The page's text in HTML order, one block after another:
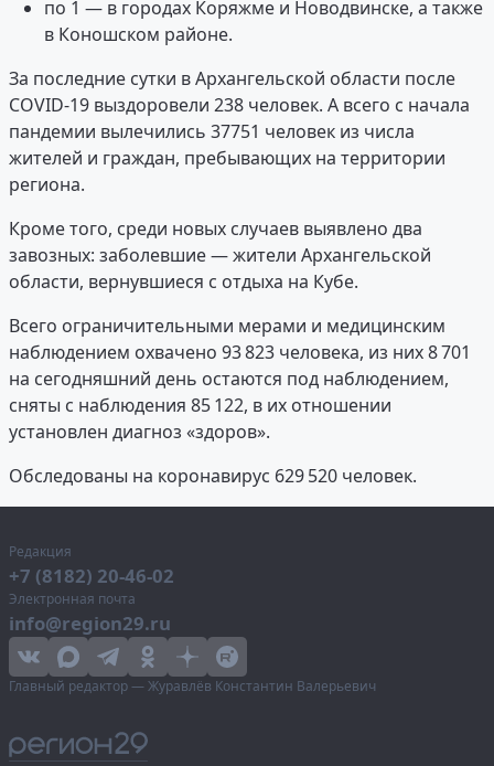
по 1 — в городах Коряжме и Новодвинске, а также
в Коношском районе.
За последние сутки в Архангельской области после
COVID-19 выздоровели 238 человек. А всего с начала
пандемии вылечились 37751 человек из числа
жителей и граждан, пребывающих на территории
региона.
Кроме того, среди новых случаев выявлено два
завозных: заболевшие — жители Архангельской
области, вернувшиеся с отдыха на Кубе.
Всего ограничительными мерами и медицинским
наблюдением охвачено 93 823 человека, из них 8 701
на сегодняшний день остаются под наблюдением,
сняты с наблюдения 85 122, в их отношении
установлен диагноз «здоров».
Обследованы на коронавирус 629 520 человек.
Редакция
+7 (8182) 20-46-02
Электронная почта
info@region29.ru
Главный редактор — Журавлёв Константин Валерьевич